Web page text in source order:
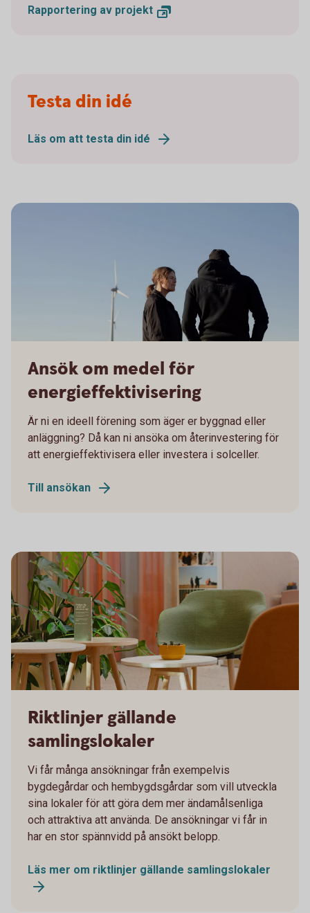
Rapportering av projekt
Testa din idé
Läs om att testa din idé
Ansök om medel för
energieffektivisering
Är ni en ideell förening som äger er byggnad eller
anläggning? Då kan ni ansöka om återinvestering för
att energieffektivisera eller investera i solceller.
Till ansökan
Riktlinjer gällande
samlingslokaler
Vi får många ansökningar från exempelvis
bygdegårdar och hembygdsgårdar som vill utveckla
sina lokaler för att göra dem mer ändamålsenliga
och attraktiva att använda. De ansökningar vi får in
har en stor spännvidd på ansökt belopp.
Läs mer om riktlinjer gällande samlingslokaler